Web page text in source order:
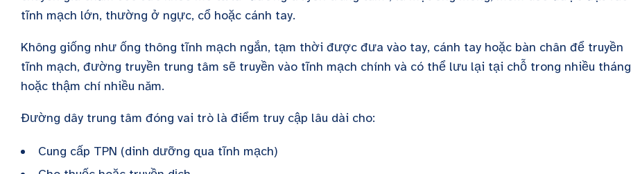
tĩnh mạch lớn, thường ở ngực, cổ hoặc cánh tay.
Không giống như ống thông tĩnh mạch ngắn, tạm thời được đưa vào tay, cánh tay hoặc bàn chân để truyền
tĩnh mạch, đường truyền trung tâm sẽ truyền vào tĩnh mạch chính và có thể lưu lại tại chỗ trong nhiều tháng
hoặc thậm chí nhiều năm.
Đường dây trung tâm đóng vai trò là điểm truy cập lâu dài cho:
Cung cấp TPN (dinh dưỡng qua tĩnh mạch)